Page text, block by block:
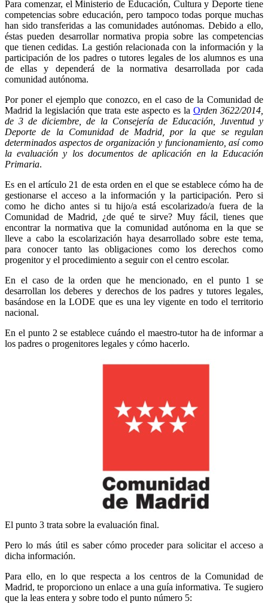
Para comenzar, el Ministerio de Educación, Cultura y Deporte tiene
competencias sobre educación, pero tampoco todas porque muchas
han sido transferidas a las comunidades autónomas. Debido a ello,
éstas pueden desarrollar normativa propia sobre las competencias
que tienen cedidas. La gestión relacionada con la información y la
participación de los padres o tutores legales de los alumnos es una
de ellas y dependerá de la normativa desarrollada por cada
comunidad autónoma.
Por poner el ejemplo que conozco, en el caso de la Comunidad de
Madrid la legislación que trata este aspecto es la Orden 3622/2014,
de 3 de diciembre, de la Consejería de Educación, Juventud y
Deporte de la Comunidad de Madrid, por la que se regulan
determinados aspectos de organización y funcionamiento, así como
la evaluación y los documentos de aplicación en la Educación
Primaria.
Es en el artículo 21 de esta orden en el que se establece cómo ha de
gestionarse el acceso a la información y la participación. Pero si
como he dicho antes si tu hijo/a está escolarizado/a fuera de la
Comunidad de Madrid, ¿de qué te sirve? Muy fácil, tienes que
encontrar la normativa que la comunidad autónoma en la que se
lleve a cabo la escolarización haya desarrollado sobre este tema,
para conocer tanto las obligaciones como los derechos como
progenitor y el procedimiento a seguir con el centro escolar.
En el caso de la orden que he mencionado, en el punto 1 se
desarrollan los deberes y derechos de los padres y tutores legales,
basándose en la LODE que es una ley vigente en todo el territorio
nacional.
En el punto 2 se establece cuándo el maestro-tutor ha de informar a
los padres o progenitores legales y cómo hacerlo.
El punto 3 trata sobre la evaluación final.
Pero lo más útil es saber cómo proceder para solicitar el acceso a
dicha información.
Para ello, en lo que respecta a los centros de la Comunidad de
Madrid, te proporciono un enlace a una guía informativa. Te sugiero
que la leas entera y sobre todo el punto número 5: